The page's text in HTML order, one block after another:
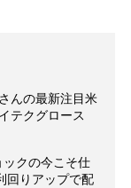
んの最新注目米
テクグロース
ックの今こそ仕
回りアップで配